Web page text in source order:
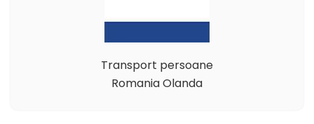
Transport persoane
Romania Olanda